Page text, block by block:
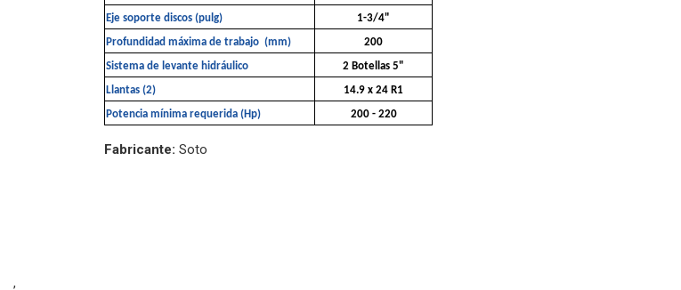
Potencia mínima requerida (Hp) 200 - 220
Fabricante: Soto